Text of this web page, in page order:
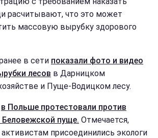
расчитывают, что это может
массовую вырубку здорового
в сети показали фото и видео
лесов в Дарницком
и Пуще-Водицком лесу.
в Польше протестовали против
Беловежской пуще. Отмечается,
присоединились экологи